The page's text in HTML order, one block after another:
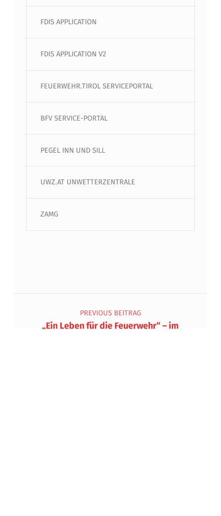
FDIS APPLICATION
FDIS APPLICATION V2
FEUERWEHR.TIROL SERVICEPORTAL
BFV SERVICE-PORTAL
PEGEL INN UND SILL
UWZ.AT UNWETTERZENTRALE
ZAMG
Beitragsnavigation
PREVIOUS BEITRAG
„Ein Leben für die Feuerwehr“ – im